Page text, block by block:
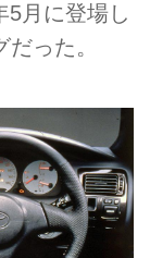
5月に登場し
った。